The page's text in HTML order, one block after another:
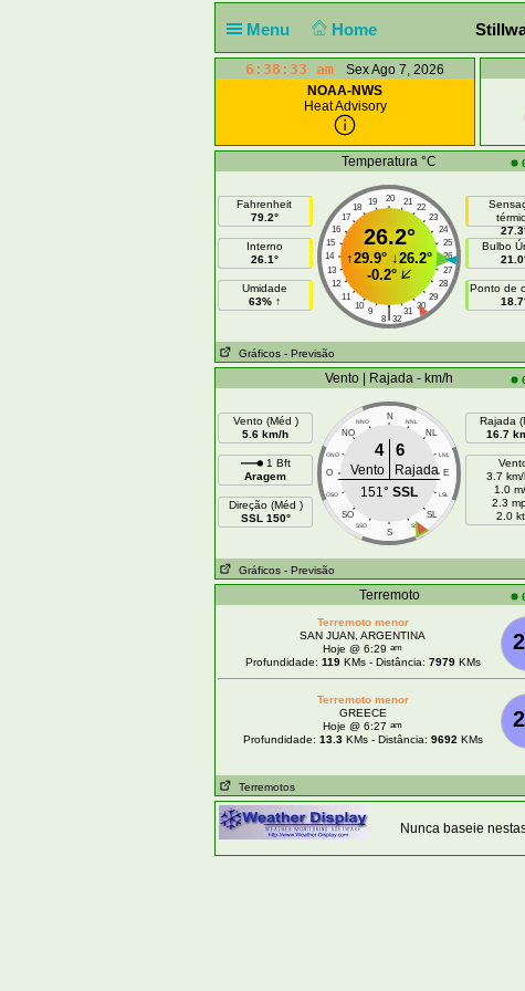
Menu Home
6:38:33 am
Sex Ago 7, 2026
NOAA-NWS
Heat Advisory
Temperatura °C
Fahrenheit
79.2°
Interno
26.1°
Umidade
63% ↑
20
19 21
18
22
17
23
16
24
15
25
14
26
13
27
12
28
11
29
10
30
9 31
|
8 32
26.2°
↑29.9° ↓26.2°
-0.2°
Bulbo
Ponto de
Gráficos - Previsão
Vento | Rajada - km/h
Vento (Méd )
5.6 km/h
1 Bft
Aragem
Direção (Méd )
SSL 150°
N
NNO NNL
NO NL
ONO LNL
O E
OSO LSL
SO SL
SSO SSL
S
4 6
Vento
Rajada
151° SSL
Rajada
16.7
3.7
1.0
2.3
2.0
Gráficos - Previsão
Terremoto
Terremoto menor
SAN JUAN, ARGENTINA
Hoje @ 6:29 am
Profundidade: 119KMs - Distância: 7979KMs
Terremoto menor
GREECE
Hoje @ 6:27 am
Profundidade: 13.3KMs - Distância: 9692 KMs
Terremotos
Nunca baseie